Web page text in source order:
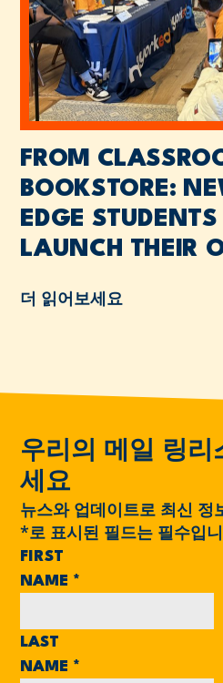
FROM
BOOKSTORE:
EDGE
LAUNCH THEIR
더 읽어보세요
우리의 메일 링리
세요
뉴스와 업데이트로 최신 정
*로 표시된 필드는 필수입
FIRST
NAME *
LAST
NAME *